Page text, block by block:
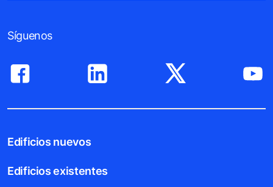
Síguenos
Edificios nuevos
Edificios existentes